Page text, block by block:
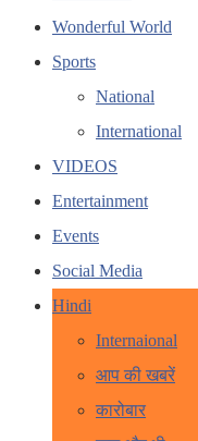
Wonderful World
Sports
National
International
VIDEOS
Entertainment
Events
Social Media
Hindi
Internaional
आप की खबरें
कारोबार